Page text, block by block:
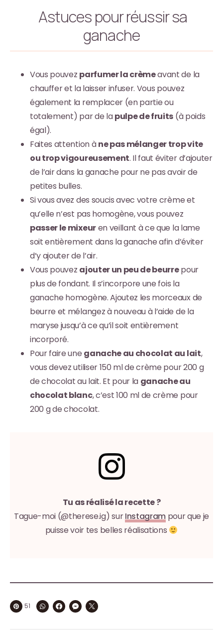
Astuces pour réussir sa
ganache
Vous pouvez parfumer la crèmeavant de la
chauffer et la laisser infuser. Vous pouvez
également la remplacer (en partie ou
totalement) par de lapulpe de fruits (à poids
égal).
Faites attention àne pas mélanger trop vite
ou trop vigoureusement. Il faut éviter d’ajouter
de l’air dans la ganache pour ne pas avoir de
petites bulles.
Si vous avez des soucis avec votre crème et
qu’elle n’est pas homogène, vous pouvez
passer le mixeuren veillant à ce que la lame
soit entièrement dans la ganache afin d’éviter
d’y ajouter de l’air.
Vous pouvez ajouter un peu de beurrepour
plus de fondant. Il s’incorpore une fois la
ganache homogène. Ajoutez les morceaux de
beurre et mélangez à nouveau à l’aide de la
maryse jusqu’à ce qu’il soit entièrement
incorporé.
Pour faire une ganache au chocolat au lait,
vous devez utiliser 150 ml de crème pour 200 g
de chocolat au lait. Et pour la ganache au
chocolat blanc, c’est 100 ml de crème pour
200 g de chocolat.
Tu as réalisé la recette ?
Tague-moi (@therese.ig) surInstagram pour que je
puisse voir tes belles réalisations
51